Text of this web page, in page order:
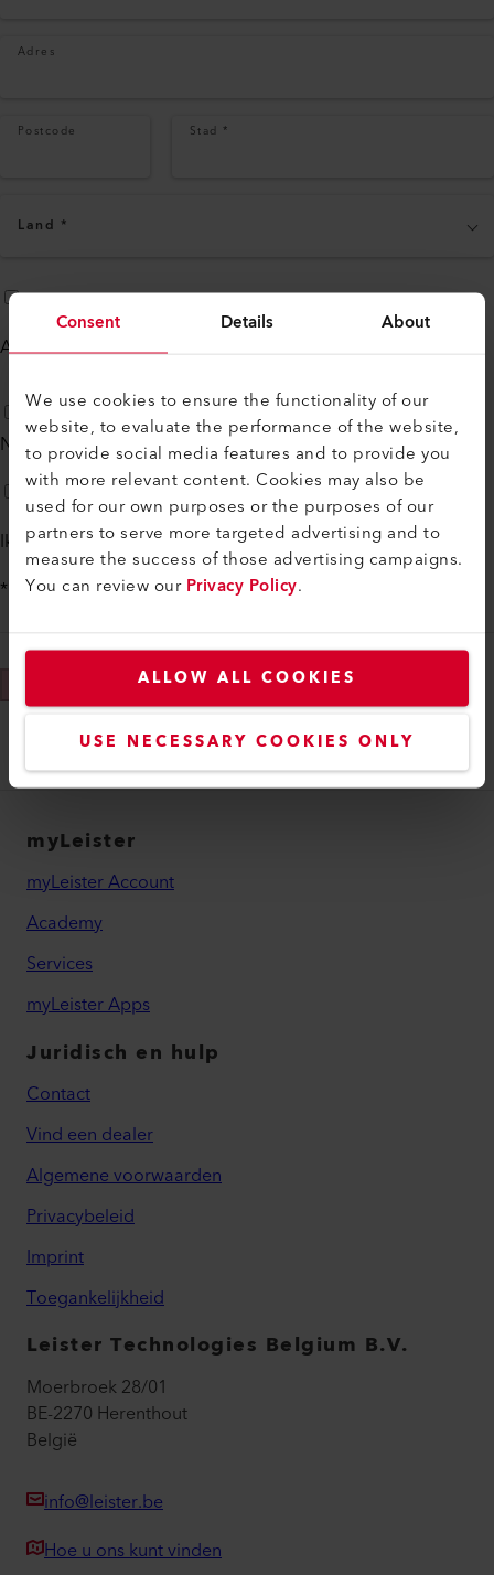
Consent Details About
We use cookies to ensure the functionality of our
website, to evaluate the performance of the website,
to provide social media features and to provide you
with more relevant content. Cookies may also be
used for our own purposes or the purposes of our
partners to serve more targeted advertising and to
measure the success of those advertising campaigns.
You can review ourPrivacy Policy.
ALLOW ALL COOKIES
USE NECESSARY COOKIES ONLY
Adres
Postcode Stad *
Land *
Aanmelden voormaandelijkse nieuwsbrief
Neem a.u.b. telefonisch contact met mij op
Ik ga akkoord met deprivacybeleid
*
myLeister
myLeister Account
Academy
Services
myLeister Apps
Juridisch en hulp
Contact
Vind een dealer
Algemene voorwaarden
Privacybeleid
Imprint
Toegankelijkheid
Leister Technologies Belgium B.V.
Moerbroek 28/01
BE-2270 Herenthout
België
info@leister.be
Hoe u ons kunt vinden